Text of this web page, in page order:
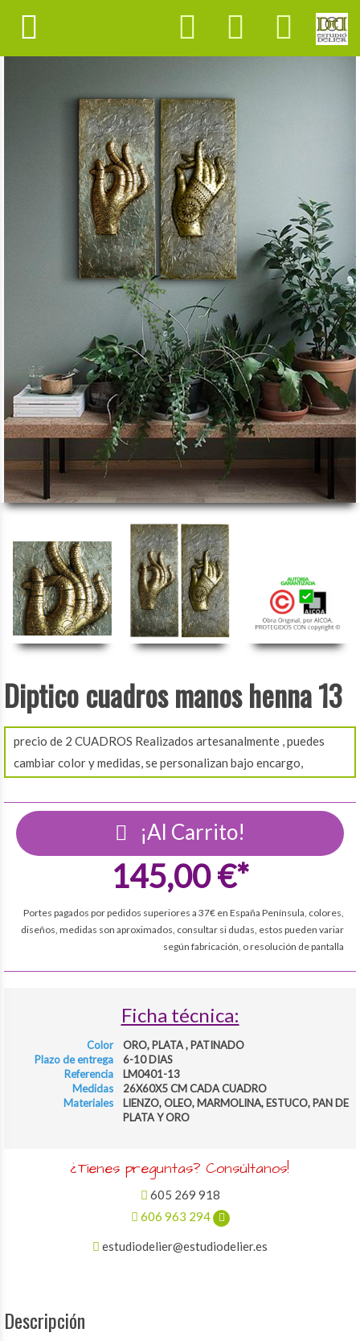
Diptico cuadros manos henna 13
precio de 2 CUADROS Realizados artesanalmente , puedes
cambiar color y medidas, se personalizan bajo encargo,
¡Al Carrito!
145,00 €*
Portes pagados por pedidos superiores a 37€ en España Península, colores,
diseños, medidas son aproximados, consultar si dudas, estos pueden variar
según fabricación, o resolución de pantalla
Ficha técnica:
Color
ORO, PLATA , PATINADO
Plazo de entrega
6-10 DIAS
Referencia
LM0401-13
Medidas
26X60X5 CM CADA CUADRO
Materiales
LIENZO, OLEO, MARMOLINA, ESTUCO, PAN DE
PLATA Y ORO
¿Tienes preguntas? Consúltanos!
605 269 918
606 963 294
estudiodelier@estudiodelier.es
Descripción